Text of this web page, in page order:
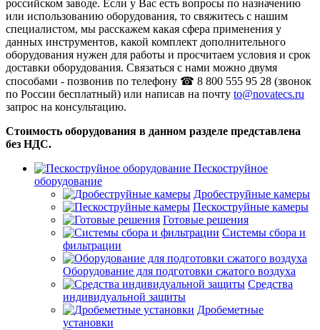
российском заводе. Если у Вас есть вопросы по назначению
или использованию оборудования, то свяжитесь с нашим
специалистом, мы расскажем какая сфера применения у
данных инструментов, какой комплект дополнительного
оборудования нужен для работы и просчитаем условия и срок
доставки оборудования. Связаться с нами можно двумя
способами - позвонив по телефону ☎ 8 800 555 95 28 (звонок
по России бесплатный) или написав на почту to@novatecs.ru
запрос на консультацию.
Стоимость оборудования в данном разделе представлена
без НДС.
Пескоструйное
оборудование
Дробеструйные камеры
Пескоструйные камеры
Готовые решения
Системы сбора и
фильтрации
Оборудование для подготовки сжатого воздуха
Средства
индивидуальной защиты
Дробеметные
установки